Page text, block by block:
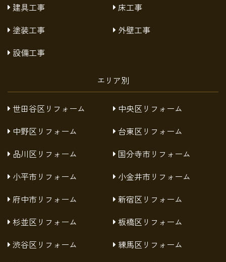
建具工事
床工事
塗装工事
外壁工事
設備工事
エリア別
世田谷区リフォーム
中央区リフォーム
中野区リフォーム
台東区リフォーム
品川区リフォーム
国分寺市リフォーム
小平市リフォーム
小金井市リフォーム
府中市リフォーム
新宿区リフォーム
杉並区リフォーム
板橋区リフォーム
渋谷区リフォーム
練馬区リフォーム